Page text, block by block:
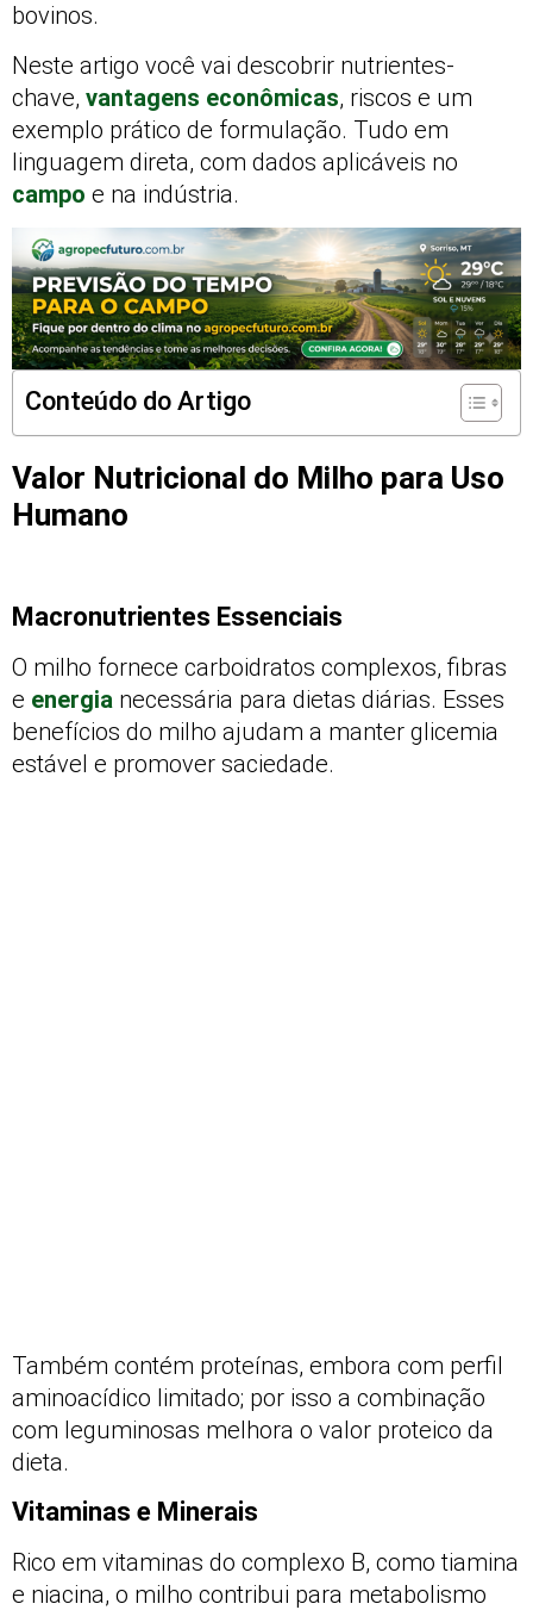
bovinos.
Neste artigo você vai descobrir nutrientes-
chave, vantagens econômicas, riscos e um
exemplo prático de formulação. Tudo em
linguagem direta, com dados aplicáveis no
campo e na indústria.
Conteúdo do Artigo
Valor Nutricional do Milho para Uso
Humano
Macronutrientes Essenciais
O milho fornece carboidratos complexos, fibras
e energia necessária para dietas diárias. Esses
benefícios do milho ajudam a manter glicemia
estável e promover saciedade.
Também contém proteínas, embora com perfil
aminoacídico limitado; por isso a combinação
com leguminosas melhora o valor proteico da
dieta.
Vitaminas e Minerais
Rico em vitaminas do complexo B, como tiamina
e niacina, o milho contribui para metabolismo